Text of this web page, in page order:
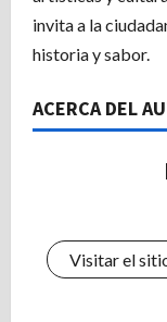
invita a la
historia y sabor.
ACERCA DEL
Visitar el